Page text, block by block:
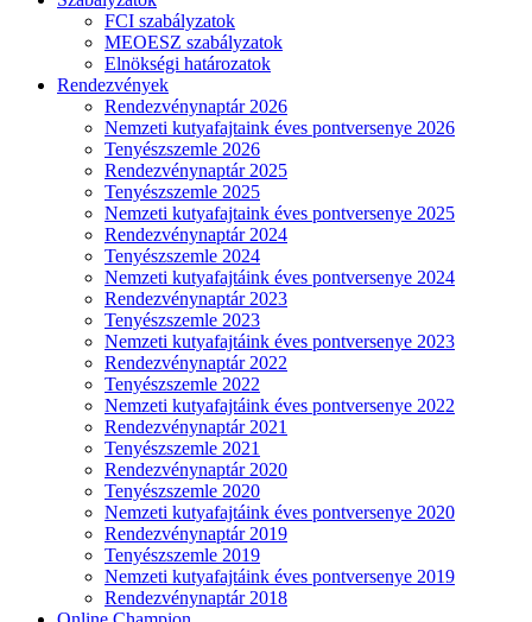
FCI szabályzatok
MEOESZ szabályzatok
Elnökségi határozatok
Rendezvények
Rendezvénynaptár 2026
Nemzeti kutyafajtaink éves pontversenye 2026
Tenyészszemle 2026
Rendezvénynaptár 2025
Tenyészszemle 2025
Nemzeti kutyafajtaink éves pontversenye 2025
Rendezvénynaptár 2024
Tenyészszemle 2024
Nemzeti kutyafajtáink éves pontversenye 2024
Rendezvénynaptár 2023
Tenyészszemle 2023
Nemzeti kutyafajtáink éves pontversenye 2023
Rendezvénynaptár 2022
Tenyészszemle 2022
Nemzeti kutyafajtáink éves pontversenye 2022
Rendezvénynaptár 2021
Tenyészszemle 2021
Rendezvénynaptár 2020
Tenyészszemle 2020
Nemzeti kutyafajtáink éves pontversenye 2020
Rendezvénynaptár 2019
Tenyészszemle 2019
Nemzeti kutyafajtáink éves pontversenye 2019
Rendezvénynaptár 2018